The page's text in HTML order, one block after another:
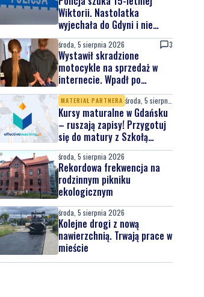
Wiktorii. Nastolatka
wyjechała do Gdyni i nie
wróciła
środa, 5 sierpnia 2026 3
Wystawił skradzione
motocykle na sprzedaż w
internecie. Wpadł po
zgłoszeniu właściciela
MATERIAŁ PARTNERA
Kursy maturalne w Gdańsku
– ruszają zapisy! Przygotuj
się do matury z Szkołą
Effective Teaching!
środa, 5 sierpnia 2026
Rekordowa frekwencja na
rodzinnym pikniku
ekologicznym
środa, 5 sierpnia 2026
Kolejne drogi z nową
nawierzchnią. Trwają prace w
mieście